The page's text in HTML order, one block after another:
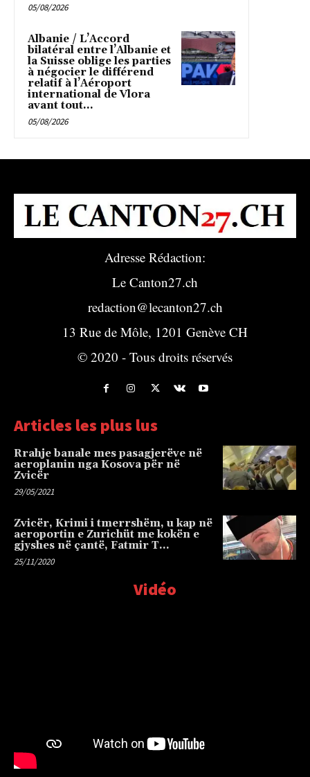
05/08/2026
Albanie / L’Accord
bilatéral entre l’Albanie et
la Suisse oblige les parties
à négocier le différend
relatif à l’Aéroport
international de Vlora
avant tout...
05/08/2026
Adresse Rédaction:
Le Canton27.ch
redaction@lecanton27.ch
13 Rue de Môle, 1201 Genève CH
© 2020 - Tous droits réservés
Articles les plus lus
Rrahje banale mes pasagjerëve në
aeroplanin nga Kosova për në
Zvicër
29/05/2021
Zvicër, Krimi i tmerrshëm, u kap në
aeroportin e Zurichüt me kokën e
gjyshes në çantë, Fatmir T…
25/11/2020
Vidéo